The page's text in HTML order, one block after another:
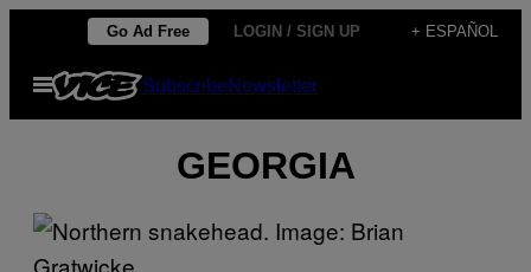
contenido
Go Ad Free LOGIN / SIGN UP + ESPAÑOL
Abrir
Menú
SubscribeNewsletter
GEORGIA